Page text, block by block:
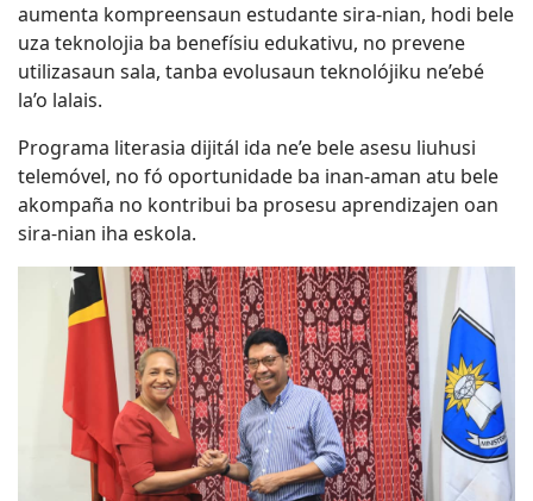
aumenta kompreensaun estudante sira-nian, hodi bele
uza teknolojia ba benefísiu edukativu, no prevene
utilizasaun sala, tanba evolusaun teknolójiku ne’ebé
la’o lalais.
Programa literasia dijitál ida ne’e bele asesu liuhusi
telemóvel, no fó oportunidade ba inan-aman atu bele
akompaña no kontribui ba prosesu aprendizajen oan
sira-nian iha eskola.